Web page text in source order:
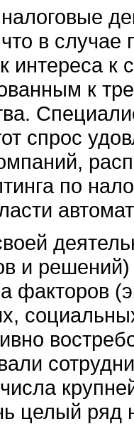
в случае
интереса к
к
спрос
по
и
факторов
целый ряд